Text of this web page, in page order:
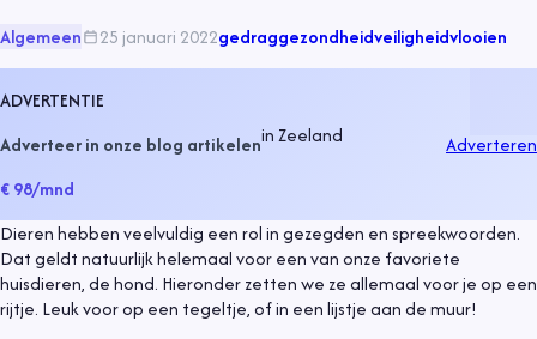
Algemeen 25 januari 2022gedraggezondheidveiligheidvlooien
ADVERTENTIE
Adverteer in onze blog artikeleninZeeland
€ 98/mnd
Adverteren
Dieren hebben veelvuldig een rol in gezegden en spreekwoorden.
Dat geldt natuurlijk helemaal voor een van onze favoriete
huisdieren, de hond. Hieronder zetten we ze allemaal voor je op een
rijtje. Leuk voor op een tegeltje, of in een lijstje aan de muur!